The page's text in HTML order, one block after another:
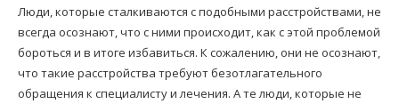
Люди, которые сталкиваются с подобными расстройствами, не
всегда осознают, что с ними происходит, как с этой проблемой
бороться и в итоге избавиться. К сожалению, они не осознают,
что такие расстройства требуют безотлагательного
обращения к специалисту и лечения. А те люди, которые не